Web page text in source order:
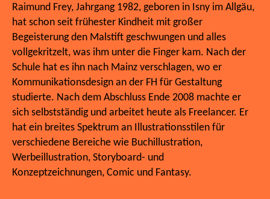
Raimund Frey, Jahrgang 1982, geboren in Isny im Allgäu,
hat schon seit frühester Kindheit mit großer
Begeisterung den Malstift geschwungen und alles
vollgekritzelt, was ihm unter die Finger kam. Nach der
Schule hat es ihn nach Mainz verschlagen, wo er
Kommunikationsdesign an der FH für Gestaltung
studierte. Nach dem Abschluss Ende 2008 machte er
sich selbstständig und arbeitet heute als Freelancer. Er
hat ein breites Spektrum an Illustrationsstilen für
verschiedene Bereiche wie Buchillustration,
Werbeillustration, Storyboard- und
Konzeptzeichnungen, Comic und Fantasy.